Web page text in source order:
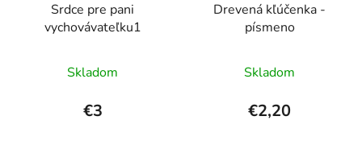
Srdce pre pani
vychovávateľku1
Skladom
€3
Drevená kľúčenka -
písmeno
Skladom
€2,20